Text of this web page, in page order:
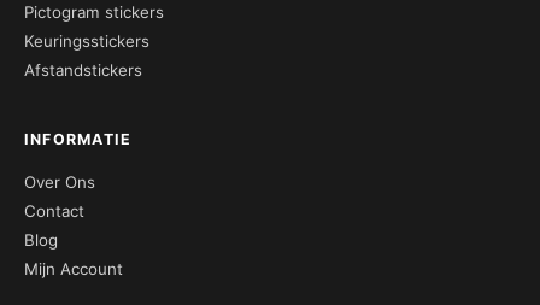
Pictogram stickers
Keuringsstickers
Afstandstickers
INFORMATIE
Over Ons
Contact
Blog
Mijn Account